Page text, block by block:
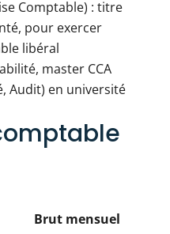
Comptable) : titre
pour exercer
libéral
master CCA
Audit) en université
Brut mensuel